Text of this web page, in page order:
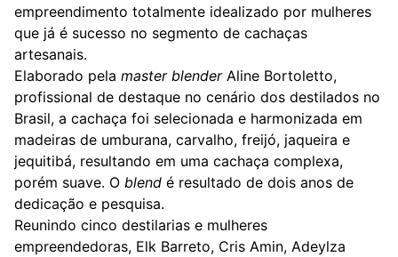
empreendimento totalmente idealizado por mulheres
que já é sucesso no segmento de cachaças
artesanais.
Elaborado pela master blenderAline Bortoletto,
profissional de destaque no cenário dos destilados no
Brasil, a cachaça foi selecionada e harmonizada em
madeiras de umburana, carvalho, freijó, jaqueira e
jequitibá, resultando em uma cachaça complexa,
porém suave. O blend é resultado de dois anos de
dedicação e pesquisa.
Reunindo cinco destilarias e mulheres
empreendedoras, Elk Barreto, Cris Amin, Adeylza